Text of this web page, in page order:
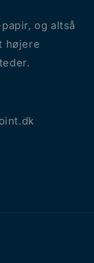
og altså
højere